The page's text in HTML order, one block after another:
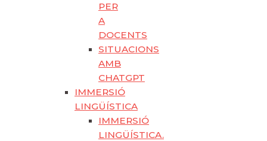
PER
A
DOCENTS
SITUACIONS
AMB
CHATGPT
IMMERSIÓ
LINGÜÍSTICA
IMMERSIÓ
LINGÜÍSTICA.